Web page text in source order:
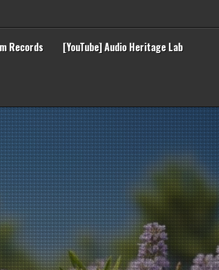
Records [YouTube] Audio Heritage Lab